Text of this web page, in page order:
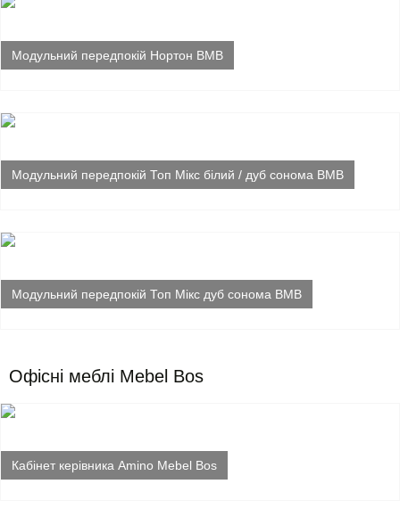
Модульний передпокій Нортон ВМВ
Модульний передпокій Топ Мікс білий / дуб сонома ВМВ
Модульний передпокій Топ Мікс дуб сонома ВМВ
Офісні меблі Mebel Bos
Кабінет керівника Amino Mebel Bos